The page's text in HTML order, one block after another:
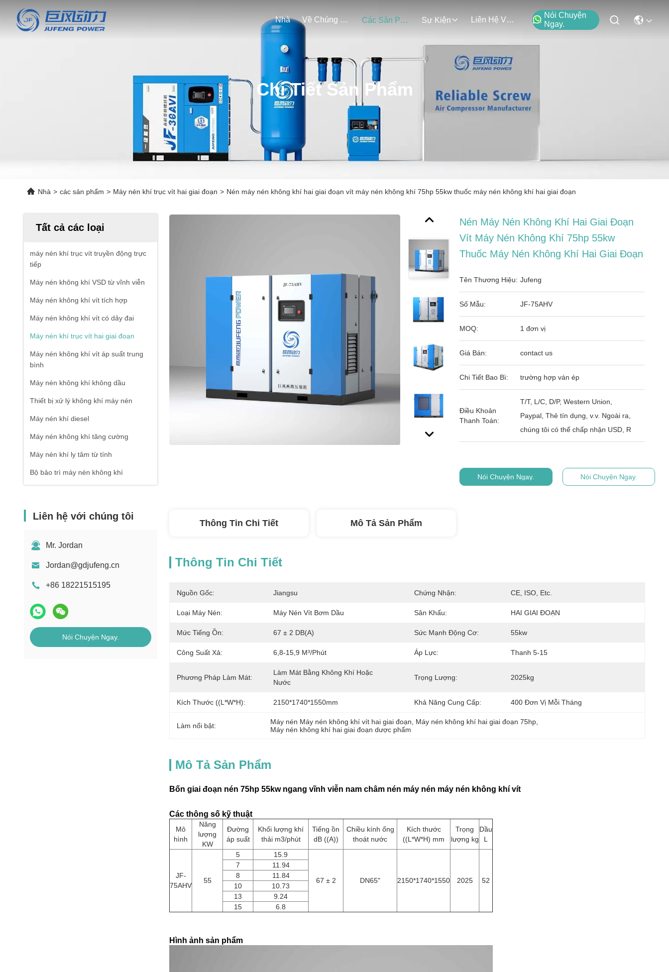
Nhà Về Chúng Tôi Các Sản Phẩm Sự Kiện Liên Hệ Với Chúng Tôi
Nói Chuyện
Ngay.
Chi Tiết Sản Phẩm
Nhà > các sản phẩm > Máy nén khí trục vít hai giai đoạn > Nén máy nén không khí hai giai đoạn vít máy nén không khí 75hp 55kw thuốc máy nén không khí hai giai đoạn
Tất cả các loại
máy nén khí trục vít truyền động trực
tiếp
Máy nén không khí VSD từ vĩnh viễn
Máy nén không khí vít tích hợp
Máy nén không khí vít có dây đai
Máy nén khí trục vít hai giai đoạn
Máy nén không khí vít áp suất trung
bình
Máy nén không khí không dầu
Thiết bị xử lý không khí máy nén
Máy nén khí diesel
Máy nén không khí tăng cường
Máy nén khí ly tâm từ tính
Bộ bảo trì máy nén không khí
Liên hệ với chúng tôi
Mr. Jordan
Jordan@gdjufeng.cn
+86 18221515195
Nói Chuyện Ngay.
Nén Máy Nén Không Khí Hai Giai Đoạn
Vít Máy Nén Không Khí 75hp 55kw
Thuốc Máy Nén Không Khí Hai Giai Đoạn
Tên Thương Hiệu: Jufeng
Số Mẫu: JF-75AHV
MOQ: 1 đơn vị
Giá Bán: contact us
Chi Tiết Bao Bì: trường hợp ván ép
Điều Khoản
Thanh Toán:
T/T, L/C, D/P, Western Union,
Paypal, Thẻ tín dụng, v.v. Ngoài ra,
chúng tôi có thể chấp nhận USD, R
Nói Chuyện Ngay. Nói Chuyện Ngay.
Thông Tin Chi Tiết Mô Tả Sản Phẩm
Thông Tin Chi Tiết
Nguồn Gốc: Jiangsu Chứng Nhận: CE, ISO, Etc.
Loại Máy Nén: Máy Nén Vít Bơm Dầu Sân Khấu: HAI GIAI ĐOẠN
Mức Tiếng Ồn: 67 ± 2 DB(A) Sức Mạnh Động Cơ: 55kw
Công Suất Xả: 6,8-15,9 M³/phút Áp Lực: Thanh 5-15
Phương Pháp Làm Mát:
Làm Mát Bằng Không Khí Hoặc
Nước
Trọng Lượng: 2025kg
Kích Thước ((L*W*H): 2150*1740*1550mm Khả Năng Cung Cấp: 400 Đơn Vị Mỗi Tháng
Làm nổi bật: Máy nén Máy nén không khí vít hai giai đoạn Máy nén không khí hai giai đoạn 75hp
Máy nén không khí hai giai đoạn dược phẩm
Mô Tả Sản Phẩm
Bốn giai đoạn nén 75hp 55kw ngang vĩnh viễn nam châm nén máy nén máy nén không khí vít
Các thông số kỹ thuật
Mô
hình
Năng
lượng
KW
Đường
áp suất
Khối lượng khí
thải m3/phút
Tiếng ồn
dB ((A))
Chiều kính ống
thoát nước
Kích thước
((L*W*H) mm
Trọng
lượng kg
Dầu
L
JF-
75AHV
55
5 15.9
67 ± 2 DN65" 2150*1740*1550 2025 52
7
11.94
8
11.84
10
10.73
13
9.24
15
6.8
Hình ảnh sản phẩm